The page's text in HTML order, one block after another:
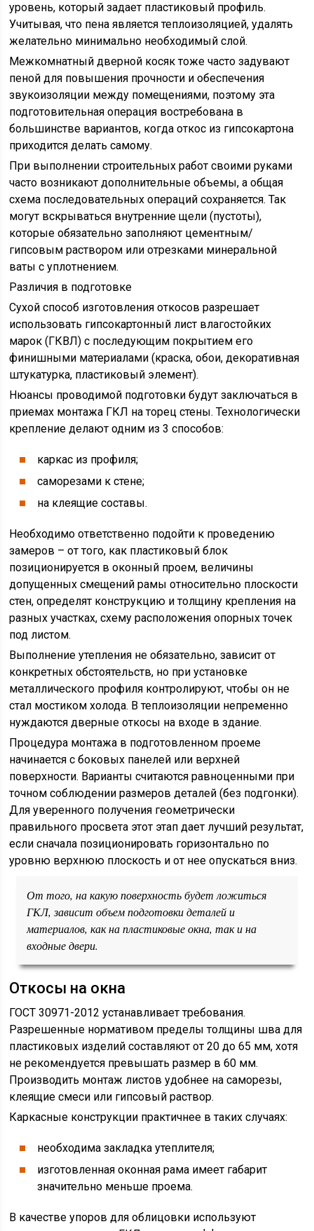
уровень, который задает пластиковый профиль.
Учитывая, что пена является теплоизоляцией, удалять
желательно минимально необходимый слой.
Межкомнатный дверной косяк тоже часто задувают
пеной для повышения прочности и обеспечения
звукоизоляции между помещениями, поэтому эта
подготовительная операция востребована в
большинстве вариантов, когда откос из гипсокартона
приходится делать самому.
При выполнении строительных работ своими руками
часто возникают дополнительные объемы, а общая
схема последовательных операций сохраняется. Так
могут вскрываться внутренние щели (пустоты),
которые обязательно заполняют цементным/
гипсовым раствором или отрезками минеральной
ваты с уплотнением.
Различия в подготовке
Сухой способ изготовления откосов разрешает
использовать гипсокартонный лист влагостойких
марок (ГКВЛ) с последующим покрытием его
финишными материалами (краска, обои, декоративная
штукатурка, пластиковый элемент).
Нюансы проводимой подготовки будут заключаться в
приемах монтажа ГКЛ на торец стены. Технологически
крепление делают одним из 3 способов:
каркас из профиля;
саморезами к стене;
на клеящие составы.
Необходимо ответственно подойти к проведению
замеров – от того, как пластиковый блок
позиционируется в оконный проем, величины
допущенных смещений рамы относительно плоскости
стен, определят конструкцию и толщину крепления на
разных участках, схему расположения опорных точек
под листом.
Выполнение утепления не обязательно, зависит от
конкретных обстоятельств, но при установке
металлического профиля контролируют, чтобы он не
стал мостиком холода. В теплоизоляции непременно
нуждаются дверные откосы на входе в здание.
Процедура монтажа в подготовленном проеме
начинается с боковых панелей или верхней
поверхности. Варианты считаются равноценными при
точном соблюдении размеров деталей (без подгонки).
Для уверенного получения геометрически
правильного просвета этот этап дает лучший результат,
если сначала позиционировать горизонтально по
уровню верхнюю плоскость и от нее опускаться вниз.
От того, на какую поверхность будет ложиться
ГКЛ, зависит объем подготовки деталей и
материалов, как на пластиковые окна, так и на
входные двери.
Откосы на окна
ГОСТ 30971-2012 устанавливает требования.
Разрешенные нормативом пределы толщины шва для
пластиковых изделий составляют от 20 до 65 мм, хотя
не рекомендуется превышать размер в 60 мм.
Производить монтаж листов удобнее на саморезы,
клеящие смеси или гипсовый раствор.
Каркасные конструкции практичнее в таких случаях:
необходима закладка утеплителя;
изготовленная оконная рама имеет габарит
значительно меньше проема.
В качестве упоров для облицовки используют